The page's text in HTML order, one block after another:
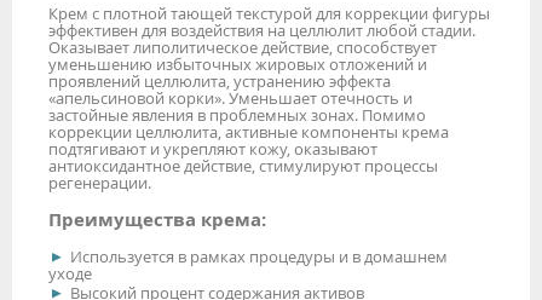
Крем с плотной тающей текстурой для коррекции фигуры
эффективен для воздействия на целлюлит любой стадии.
Оказывает липолитическое действие, способствует
уменьшению избыточных жировых отложений и
проявлений целлюлита, устранению эффекта
«апельсиновой корки». Уменьшает отечность и
застойные явления в проблемных зонах. Помимо
коррекции целлюлита, активные компоненты крема
подтягивают и укрепляют кожу, оказывают
антиоксидантное действие, стимулируют процессы
регенерации.
Преимущества крема:
Используется в рамках процедуры и в домашнем
уходе
Высокий процент содержания активов